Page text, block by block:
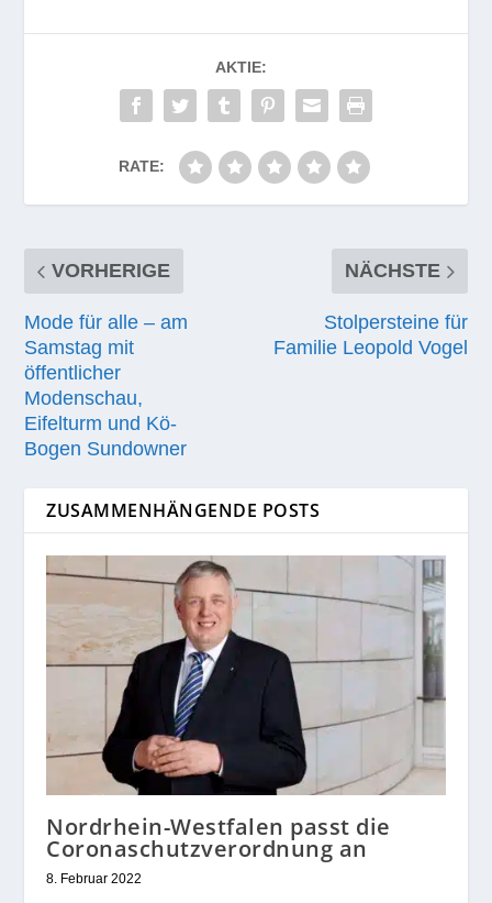
AKTIE:
RATE:
VORHERIGE
Mode für alle – am
Samstag mit
öffentlicher
Modenschau,
Eifelturm und Kö-
Bogen Sundowner
NÄCHSTE
Stolpersteine für
Familie Leopold Vogel
ZUSAMMENHÄNGENDE POSTS
Nordrhein-Westfalen passt die
Coronaschutzverordnung an
8. Februar 2022